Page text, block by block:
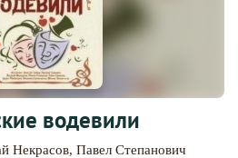
водевили
Некрасов, Павел Степанович